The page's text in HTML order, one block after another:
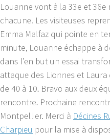
Louanne vont à la 33e et
chacune. Les visiteuses
Emma Malfaz qui pointe en
minute, Louanne échappe à
dans l’en but un essai
attaque des Lionnes et
de 40 à 10. Bravo aux deux
rencontre. Prochaine
Montpellier. Merci à Décines
Charpieu pour la mise à